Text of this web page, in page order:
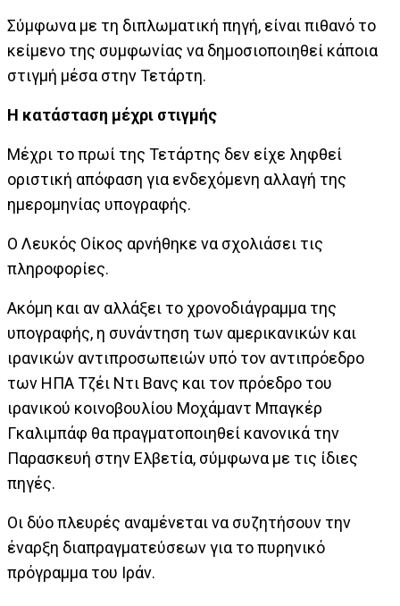
Σύμφωνα με τη διπλωματική πηγή, είναι πιθανό το
κείμενο της συμφωνίας να δημοσιοποιηθεί κάποια
στιγμή μέσα στην Τετάρτη.
Η κατάσταση μέχρι στιγμής
Μέχρι το πρωί της Τετάρτης δεν είχε ληφθεί
οριστική απόφαση για ενδεχόμενη αλλαγή της
ημερομηνίας υπογραφής.
Ο Λευκός Οίκος αρνήθηκε να σχολιάσει τις
πληροφορίες.
Ακόμη και αν αλλάξει το χρονοδιάγραμμα της
υπογραφής, η συνάντηση των αμερικανικών και
ιρανικών αντιπροσωπειών υπό τον αντιπρόεδρο
των ΗΠΑ Τζέι Ντι Βανς και τον πρόεδρο του
ιρανικού κοινοβουλίου Μοχάμαντ Μπαγκέρ
Γκαλιμπάφ θα πραγματοποιηθεί κανονικά την
Παρασκευή στην Ελβετία, σύμφωνα με τις ίδιες
πηγές.
Οι δύο πλευρές αναμένεται να συζητήσουν την
έναρξη διαπραγματεύσεων για το πυρηνικό
πρόγραμμα του Ιράν.